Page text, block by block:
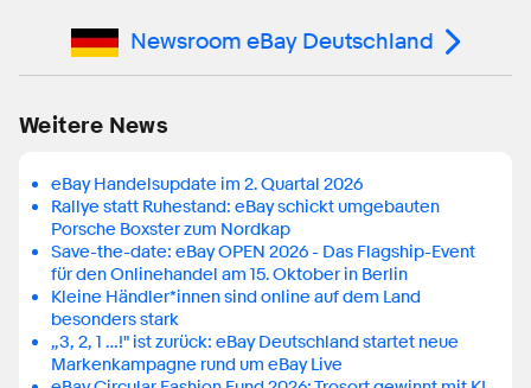
Newsroom eBay Deutschland
Weitere News
eBay Handelsupdate im 2. Quartal 2026
Rallye statt Ruhestand: eBay schickt umgebauten
Porsche Boxster zum Nordkap
Save-the-date: eBay OPEN 2026 - Das Flagship-Event
für den Onlinehandel am 15. Oktober in Berlin
Kleine Händler*innen sind online auf dem Land
besonders stark
„3, 2, 1 …!" ist zurück: eBay Deutschland startet neue
Markenkampagne rund um eBay Live